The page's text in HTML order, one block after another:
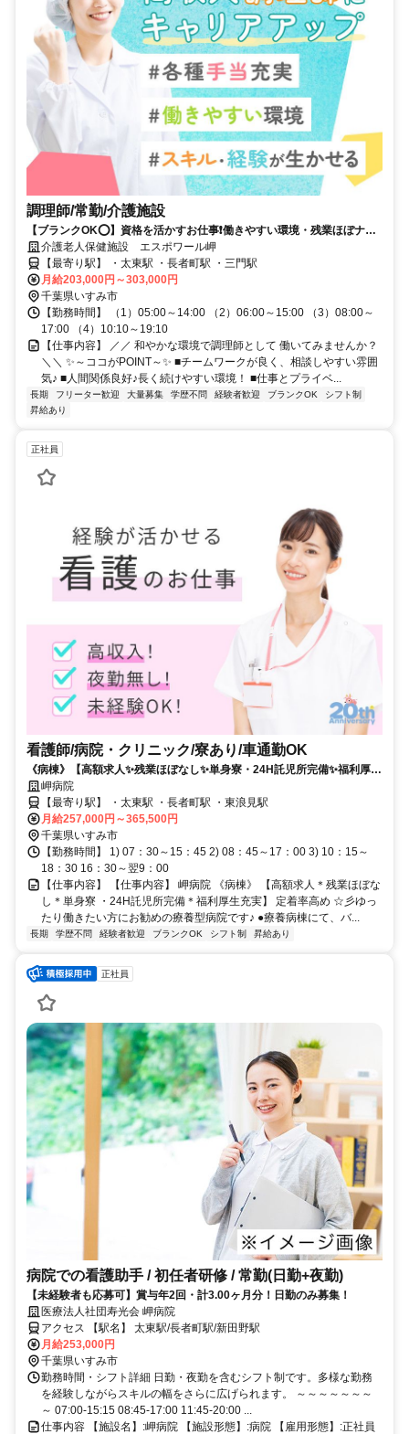
調理師/常勤/介護施設
【ブランクOK⭕️】資格を活かすお仕事❗️働きやすい環境・残業ほぼナシ
✨ 介護老人保健施設 エスポワール岬
【最寄り駅】 ・太東駅 ・長者町駅 ・三門駅
月給203,000円～303,000円
千葉県いすみ市
【勤務時間】 （1）05:00～14:00 （2）06:00～15:00 （3）08:00～
17:00 （4）10:10～19:10
【仕事内容】 ／／ 和やかな環境で調理師として 働いてみませんか？
＼＼ ✨～ココがPOINT～✨ ■チームワークが良く、相談しやすい雰囲
気♪ ■人間関係良好♪長く続けやすい環境！ ■仕事とプライベ...
長期 フリーター歓迎 大量募集 学歴不問 経験者歓迎 ブランクOK
シフト制
昇給あり
正社員
看護師/病院・クリニック/寮あり/車通勤OK
《病棟》【高額求人✨残業ほぼなし✨単身寮・24H託児所完備✨福利厚生
充実】定着率高め⭐彡ゆったり働きたい方にお勧めの療養型病院です✨
岬病院
【最寄り駅】 ・太東駅 ・長者町駅 ・東浪見駅
月給257,000円～365,500円
千葉県いすみ市
【勤務時間】 1) 07：30～15：45 2) 08：45～17：00 3) 10：15～
18：30 16：30～翌9：00
【仕事内容】 【仕事内容】 岬病院 《病棟》 【高額求人＊残業ほぼな
し＊単身寮 ・24H託児所完備＊福利厚生充実】 定着率高め ☆彡ゆっ
たり働きたい方にお勧めの療養型病院です♪ ●療養病棟にて、バ...
長期 学歴不問 経験者歓迎 ブランクOK シフト制 昇給あり
正社員
病院での看護助手 / 初任者研修 / 常勤(日勤+夜勤)
【未経験者も応募可】賞与年2回・計3.00ヶ月分！日勤のみ募集！
医療法人社団寿光会 岬病院
アクセス 【駅名】 太東駅/長者町駅/新田野駅
月給253,000円
千葉県いすみ市
勤務時間・シフト詳細 日勤・夜勤を含むシフト制です。多様な勤務
を経験しながらスキルの幅をさらに広げられます。 ～～～～～～～
～ 07:00-15:15 08:45-17:00 11:45-20:00 ...
仕事内容 【施設名】:岬病院 【施設形態】:病院 【雇用形態】:正社員